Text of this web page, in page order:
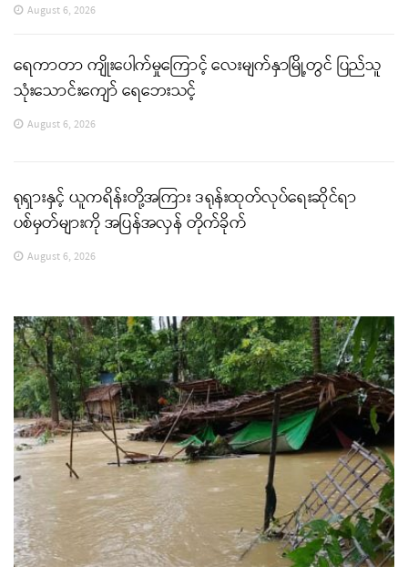
August 6, 2026
ရေကာတာ ကျိုးပေါက်မှုကြောင့် လေးမျက်နှာမြို့တွင် ပြည်သူ
သုံးသောင်းကျော် ရေဘေးသင့်
August 6, 2026
ရုရှားနှင့် ယူကရိန်းတို့အကြား ဒရုန်းထုတ်လုပ်ရေးဆိုင်ရာ
ပစ်မှတ်များကို အပြန်အလှန် တိုက်ခိုက်
August 6, 2026